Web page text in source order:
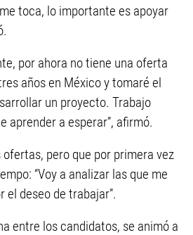
toca, lo importante es apoyar
por ahora no tiene una oferta
años en México y tomaré el
un proyecto. Trabajo
aprender a esperar”, afirmó.
pero que por primera vez
“Voy a analizar las que me
el deseo de trabajar”.
entre los candidatos, se animó a